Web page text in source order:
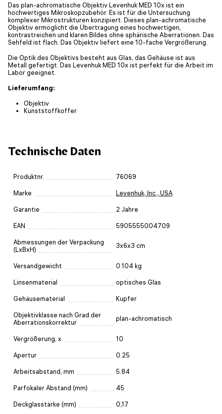
Das plan-achromatische Objektiv Levenhuk MED 10x ist ein
hochwertiges Mikroskopzubehör. Es ist für die Untersuchung
komplexer Mikrostrukturen konzipiert. Dieses plan-achromatische
Objektiv ermöglicht die Übertragung eines hochwertigen,
kontrastreichen und klaren Bildes ohne sphärische Aberrationen. Das
Sehfeld ist flach. Das Objektiv liefert eine 10-fache Vergrößerung.
Die Optik des Objektivs besteht aus Glas, das Gehäuse ist aus
Metall gefertigt. Das Levenhuk MED 10x ist perfekt für die Arbeit im
Labor geeignet.
Lieferumfang:
Objektiv
Kunststoffkoffer
Technische Daten
Produktnr. 76069
Marke Levenhuk, Inc., USA
Garantie 2 Jahre
EAN 5905555004709
Abmessungen der Verpackung
(LxBxH)
3x6x3 cm
Versandgewicht 0.104 kg
Linsenmaterial optisches Glas
Gehäusematerial Kupfer
Objektivklasse nach Grad der
Aberrationskorrektur
plan-achromatisch
Vergrößerung, x 10
Apertur 0.25
Arbeitsabstand, mm 5.84
Parfokaler Abstand (mm) 45
Deckglasstärke (mm) 0,17